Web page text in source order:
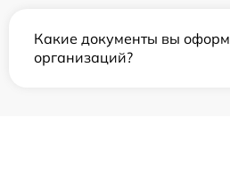
Какие документы вы
организаций?